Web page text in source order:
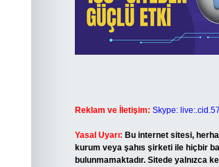
Reklam ve İletişim: Skype:
Yasal Uyarı: Bu internet sitesi,
kurum veya şahıs şirketi ile hiçbir
bulunmamaktadır. Sitede yalnızca